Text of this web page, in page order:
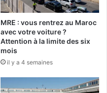
MRE : vous rentrez au Maroc
avec votre voiture ?
Attention à la limite des six
mois
il y a 4 semaines